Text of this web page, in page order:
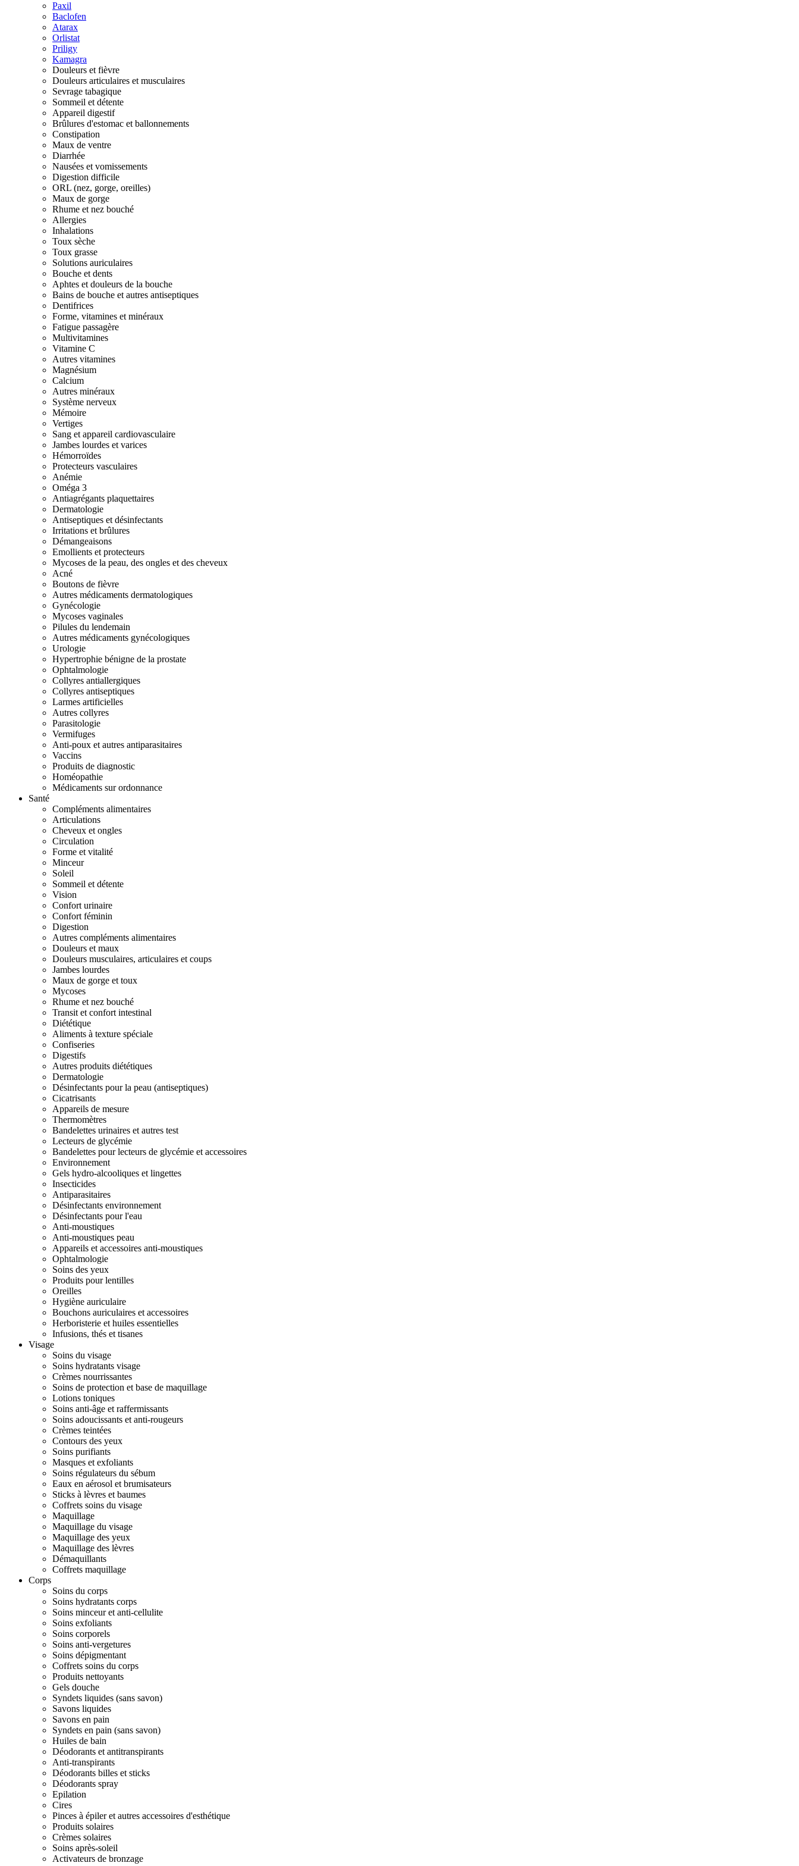
Paxil
Baclofen
Atarax
Orlistat
Priligy
Kamagra
Douleurs et fièvre
Douleurs articulaires et musculaires
Sevrage tabagique
Sommeil et détente
Appareil digestif
Brûlures d'estomac et ballonnements
Constipation
Maux de ventre
Diarrhée
Nausées et vomissements
Digestion difficile
ORL (nez, gorge, oreilles)
Maux de gorge
Rhume et nez bouché
Allergies
Inhalations
Toux sèche
Toux grasse
Solutions auriculaires
Bouche et dents
Aphtes et douleurs de la bouche
Bains de bouche et autres antiseptiques
Dentifrices
Forme, vitamines et minéraux
Fatigue passagère
Multivitamines
Vitamine C
Autres vitamines
Magnésium
Calcium
Autres minéraux
Système nerveux
Mémoire
Vertiges
Sang et appareil cardiovasculaire
Jambes lourdes et varices
Hémorroïdes
Protecteurs vasculaires
Anémie
Oméga 3
Antiagrégants plaquettaires
Dermatologie
Antiseptiques et désinfectants
Irritations et brûlures
Démangeaisons
Emollients et protecteurs
Mycoses de la peau, des ongles et des cheveux
Acné
Boutons de fièvre
Autres médicaments dermatologiques
Gynécologie
Mycoses vaginales
Pilules du lendemain
Autres médicaments gynécologiques
Urologie
Hypertrophie bénigne de la prostate
Ophtalmologie
Collyres antiallergiques
Collyres antiseptiques
Larmes artificielles
Autres collyres
Parasitologie
Vermifuges
Anti-poux et autres antiparasitaires
Vaccins
Produits de diagnostic
Homéopathie
Médicaments sur ordonnance
Santé
Compléments alimentaires
Articulations
Cheveux et ongles
Circulation
Forme et vitalité
Minceur
Soleil
Sommeil et détente
Vision
Confort urinaire
Confort féminin
Digestion
Autres compléments alimentaires
Douleurs et maux
Douleurs musculaires, articulaires et coups
Jambes lourdes
Maux de gorge et toux
Mycoses
Rhume et nez bouché
Transit et confort intestinal
Diététique
Aliments à texture spéciale
Confiseries
Digestifs
Autres produits diététiques
Dermatologie
Désinfectants pour la peau (antiseptiques)
Cicatrisants
Appareils de mesure
Thermomètres
Bandelettes urinaires et autres test
Lecteurs de glycémie
Bandelettes pour lecteurs de glycémie et accessoires
Environnement
Gels hydro-alcooliques et lingettes
Insecticides
Antiparasitaires
Désinfectants environnement
Désinfectants pour l'eau
Anti-moustiques
Anti-moustiques peau
Appareils et accessoires anti-moustiques
Ophtalmologie
Soins des yeux
Produits pour lentilles
Oreilles
Hygiène auriculaire
Bouchons auriculaires et accessoires
Herboristerie et huiles essentielles
Infusions, thés et tisanes
Visage
Soins du visage
Soins hydratants visage
Crèmes nourrissantes
Soins de protection et base de maquillage
Lotions toniques
Soins anti-âge et raffermissants
Soins adoucissants et anti-rougeurs
Crèmes teintées
Contours des yeux
Soins purifiants
Masques et exfoliants
Soins régulateurs du sébum
Eaux en aérosol et brumisateurs
Sticks à lèvres et baumes
Coffrets soins du visage
Maquillage
Maquillage du visage
Maquillage des yeux
Maquillage des lèvres
Démaquillants
Coffrets maquillage
Corps
Soins du corps
Soins hydratants corps
Soins minceur et anti-cellulite
Soins exfoliants
Soins corporels
Soins anti-vergetures
Soins dépigmentant
Coffrets soins du corps
Produits nettoyants
Gels douche
Syndets liquides (sans savon)
Savons liquides
Savons en pain
Syndets en pain (sans savon)
Huiles de bain
Déodorants et antitranspirants
Anti-transpirants
Déodorants billes et sticks
Déodorants spray
Epilation
Cires
Pinces à épiler et autres accessoires d'esthétique
Produits solaires
Crèmes solaires
Soins après-soleil
Activateurs de bronzage